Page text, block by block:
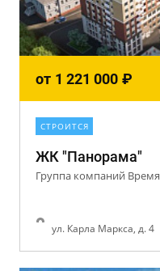
от 1 221 000 ₽
СТРОИТСЯ
ЖК "Панорама"
Группа компаний Время
ул. Карла Маркса, д. 4